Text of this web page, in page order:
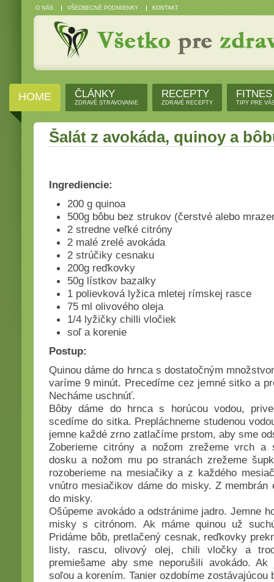
O NÁS VŠEOBECNÉ PODMIENKY KONTAKT
HOME ČLÁNKY
ZDRAVÉ STRAVOVANIE
RECEPTY
ZDRAVÉ RECEPTY
FITNES
TIPY PRE
Šalát z avokáda, quinoy a
Ingrediencie:
200 g quinoa
500g bôbu bez strukov (čerstvé alebo
2 stredne veľké citróny
2 malé zrelé avokáda
2 strúčiky cesnaku
200g reďkovky
50g lístkov bazalky
1 polievková lyžica mletej rímskej rasce
75 ml olivového oleja
1/4 lyžičky chilli vločiek
soľ a korenie
Postup:
Quinou dáme do hrnca s dostatočným
varíme 9 minút. Precedíme cez jemné sitko a
Necháme uschnúť.
Bôby dáme do hrnca s horúcou vodou,
scedíme do sitka. Prepláchneme studenou
jemne každé zrno zatlačíme prstom, aby sme
Zoberieme citróny a nožom zrežeme vrch a
dosku a nožom mu po stranách zrežeme
rozoberieme na mesiačiky a z každého
vnútro mesiačikov dáme do misky. Z
do misky.
Ošúpeme avokádo a odstránime jadro. Jemne
misky s citrónom. Ak máme quinou už
Pridáme bôb, pretlačený cesnak, reďkovky
listy, rascu, olivový olej, chili vločky a
premiešame aby sme neporušili avokádo.
soľou a korením. Tanier ozdobíme zostávajúcou